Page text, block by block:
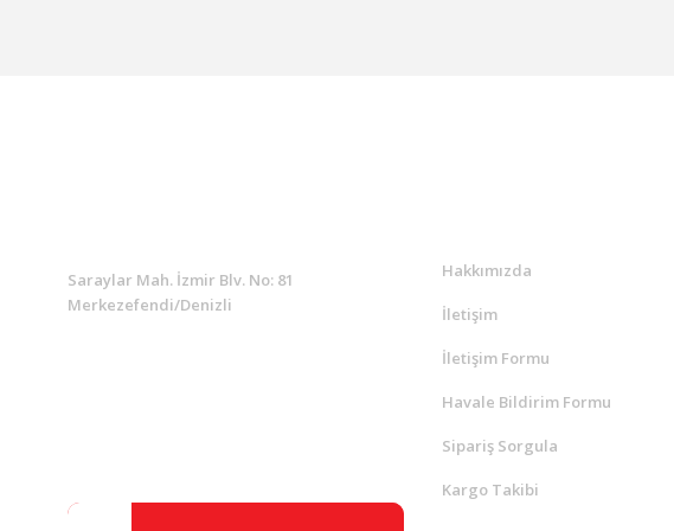
Saraylar Mah. İzmir Blv. No: 81
Merkezefendi/Denizli
Hakkımızda
İletişim
İletişim Formu
Havale Bildirim Formu
Sipariş Sorgula
Kargo Takibi